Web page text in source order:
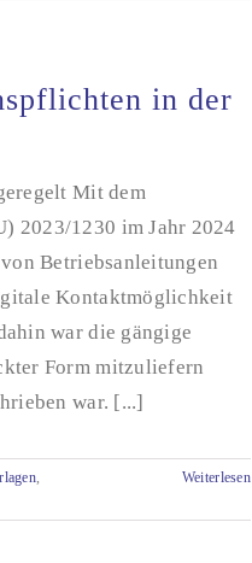
in der
Mit dem
2023/1230 im Jahr 2024
Betriebsanleitungen
Kontaktmöglichkeit
war die gängige
Form mitzuliefern
war. [...]
,
Weiterlesen